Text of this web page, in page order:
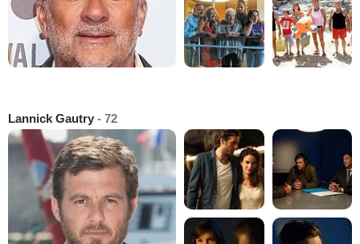
Lannick Gautry - 72